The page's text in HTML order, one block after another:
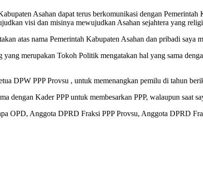
Asahan dapat terus berkomunikasi dengan
visi dan misinya mewujudkan Asahan sejahtera yang
atas nama Pemerintah Kabupaten Asahan dan pribadi
merupakan Tokoh Politik mengatakan hal yang sama
DPW PPP Provsu , untuk memenangkan pemilu di tahun
dengan Kader PPP untuk membesarkan PPP, walaupun saat
OPD, Anggota DPRD Fraksi PPP Provsu, Anggota DPRD